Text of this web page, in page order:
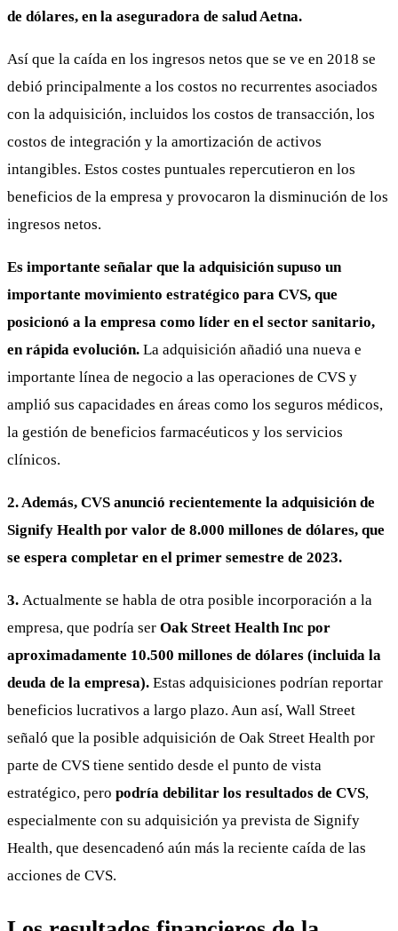
de dólares, en la aseguradora de salud Aetna.
Así que la caída en los ingresos netos que se ve en 2018 se
debió principalmente a los costos no recurrentes asociados
con la adquisición, incluidos los costos de transacción, los
costos de integración y la amortización de activos
intangibles. Estos costes puntuales repercutieron en los
beneficios de la empresa y provocaron la disminución de los
ingresos netos.
Es importante señalar que la adquisición supuso un
importante movimiento estratégico para CVS, que
posicionó a la empresa como líder en el sector sanitario,
en rápida evolución. La adquisición añadió una nueva e
importante línea de negocio a las operaciones de CVS y
amplió sus capacidades en áreas como los seguros médicos,
la gestión de beneficios farmacéuticos y los servicios
clínicos.
2. Además, CVS anunció recientemente la adquisición de
Signify Health por valor de 8.000 millones de dólares, que
se espera completar en el primer semestre de 2023.
3. Actualmente se habla de otra posible incorporación a la
empresa, que podría ser Oak Street Health Inc por
aproximadamente 10.500 millones de dólares (incluida la
deuda de la empresa). Estas adquisiciones podrían reportar
beneficios lucrativos a largo plazo. Aun así, Wall Street
señaló que la posible adquisición de Oak Street Health por
parte de CVS tiene sentido desde el punto de vista
estratégico, pero podría debilitar los resultados de CVS,
especialmente con su adquisición ya prevista de Signify
Health, que desencadenó aún más la reciente caída de las
acciones de CVS.